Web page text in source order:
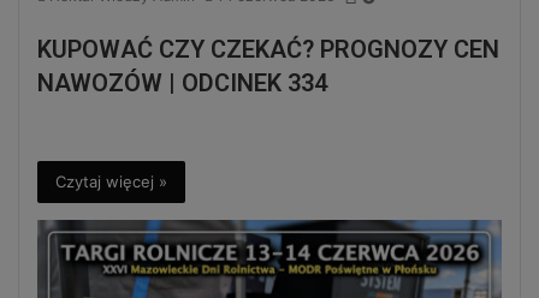
KUPOWAĆ CZY CZEKAĆ? PROGNOZY CEN
NAWOZÓW | ODCINEK 334
Czytaj więcej »